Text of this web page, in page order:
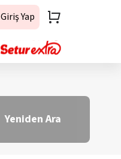
Giriş Yap
Yeniden Ara